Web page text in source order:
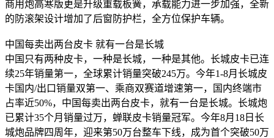
商用炮高寒版更是升级重载板簧，承载能力进一步加强，全新
的防滚架设计增加了后窗防护栏，全方位保护车辆。
中国每卖出两台皮卡 就有一台是长城
中国只有两种皮卡，一种是长城，一种是其他。长城皮卡已连
续25年销量第一，全球累计销量突破245万。今年1-8月长城皮
卡国内/出口销量双第一、乘商双赛道增速第一，国内终端市
占率近50%，中国每卖出两台皮卡，就有一台是长城。长城炮
已累计35个月销量过万，蝉联皮卡销量冠军。今年8月18日长
城炮品牌四周年，迎来第50万台整车下线，成为首个突破50万